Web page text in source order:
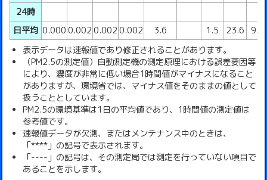
24時
日平均 0.000 0.002 0.002 0.002 3.6 1.5 23.6 92
表示データは速報値であり修正されることがあります。
（PM2.5の測定値）自動測定機の測定原理における誤差要因等
により、濃度が非常に低い場合1時間値がマイナスになること
がありますが、環境省では、マイナス値をそのままの値として
扱うこととしています。
PM2.5の環境基準は1日の平均値であり、1時間値の測定値は
参考値です。
速報値データが欠測、またはメンテナンス中のときは、
「****」の記号で表示されます。
「----」の記号は、その測定局では測定を行っていない項目で
あることを示します。